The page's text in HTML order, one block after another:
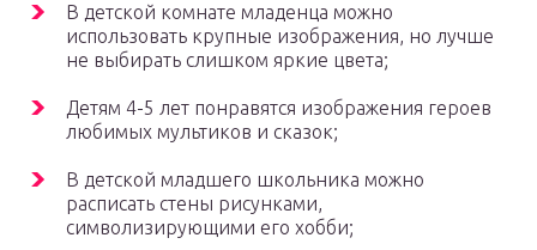
В детской комнате младенца можно
использовать крупные изображения, но лучше
не выбирать слишком яркие цвета;
Детям 4-5 лет понравятся изображения героев
любимых мультиков и сказок;
В детской младшего школьника можно
расписать стены рисунками,
символизирующими его хобби;